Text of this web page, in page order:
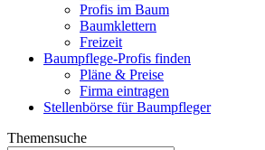
Profis im Baum
Baumklettern
Freizeit
Baumpflege-Profis finden
Pläne & Preise
Firma eintragen
Stellenbörse für Baumpfleger
Themensuche